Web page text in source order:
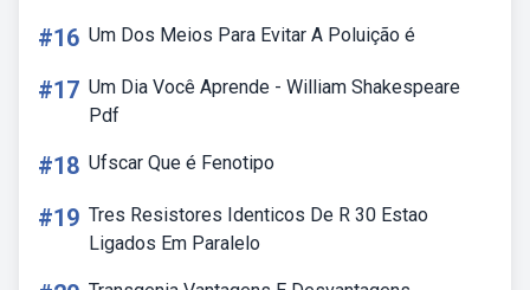
#16 Um Dos Meios Para Evitar A Poluição é
#17 Um Dia Você Aprende - William Shakespeare
Pdf
#18 Ufscar Que é Fenotipo
#19 Tres Resistores Identicos De R 30 Estao
Ligados Em Paralelo